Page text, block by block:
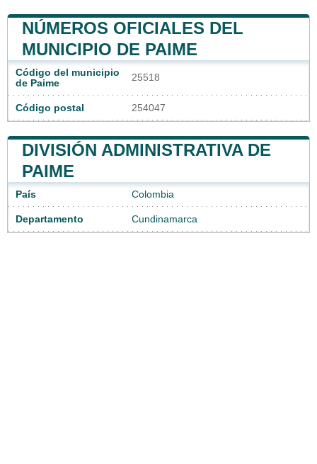
NÚMEROS OFICIALES DEL
MUNICIPIO DE PAIME
Código del municipio
de Paime
25518
Código postal 254047
DIVISIÓN ADMINISTRATIVA DE
PAIME
País Colombia
Departamento Cundinamarca